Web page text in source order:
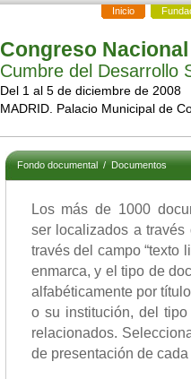
Inicio
Congreso
Cumbre del Desarrollo
Del 1 al 5 de diciembre de 2008
MADRID. Palacio Municipal de
Fondo documental/Documentos
Los más de 1000
ser localizados a
través del campo “texto
enmarca, y el tipo de
alfabéticamente por
o su institución, del
relacionados.
de presentación de